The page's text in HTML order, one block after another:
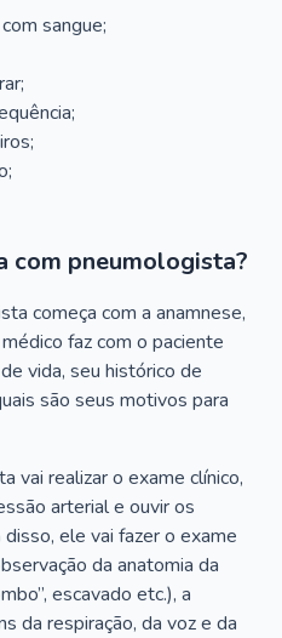
sangue;
com pneumologista?
começa com a anamnese,
faz com o paciente
vida, seu histórico de
são seus motivos para
vai realizar o exame clínico,
arterial e ouvir os
ele vai fazer o exame
da anatomia da
escavado etc.), a
da respiração, da voz e da